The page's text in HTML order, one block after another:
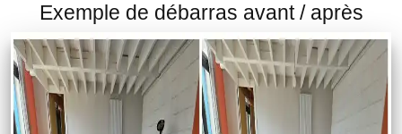
Exemple de débarras avant / après